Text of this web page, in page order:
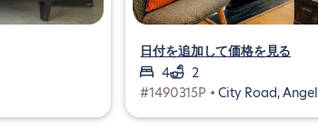
日付を追加して価格を見る
4
2
#1490315P •City Road, Angel